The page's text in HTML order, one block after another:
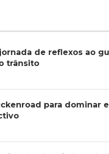
de reflexos ao
trânsito
para dominar